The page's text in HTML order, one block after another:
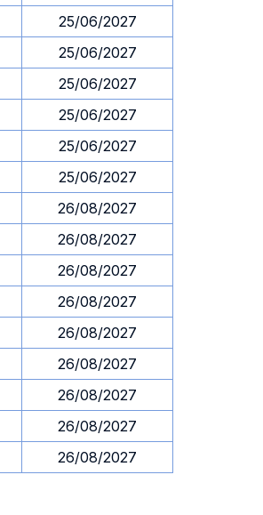
25/06/2027
25/06/2027
25/06/2027
25/06/2027
25/06/2027
25/06/2027
26/08/2027
26/08/2027
26/08/2027
26/08/2027
26/08/2027
26/08/2027
26/08/2027
26/08/2027
26/08/2027